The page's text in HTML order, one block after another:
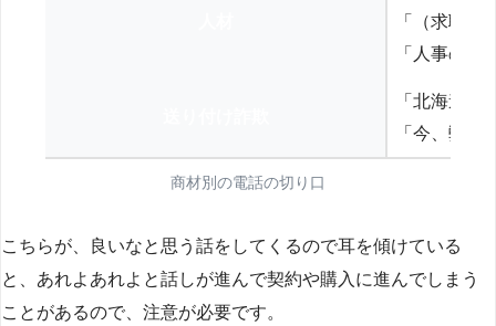
「（求職
「人事の方
「北海道
「今、弊
商材別の電話の切り口
こちらが、良いなと思う話をしてくるので耳を傾けている
と、あれよあれよと話しが進んで契約や購入に進んでしまう
ことがあるので、注意が必要です。